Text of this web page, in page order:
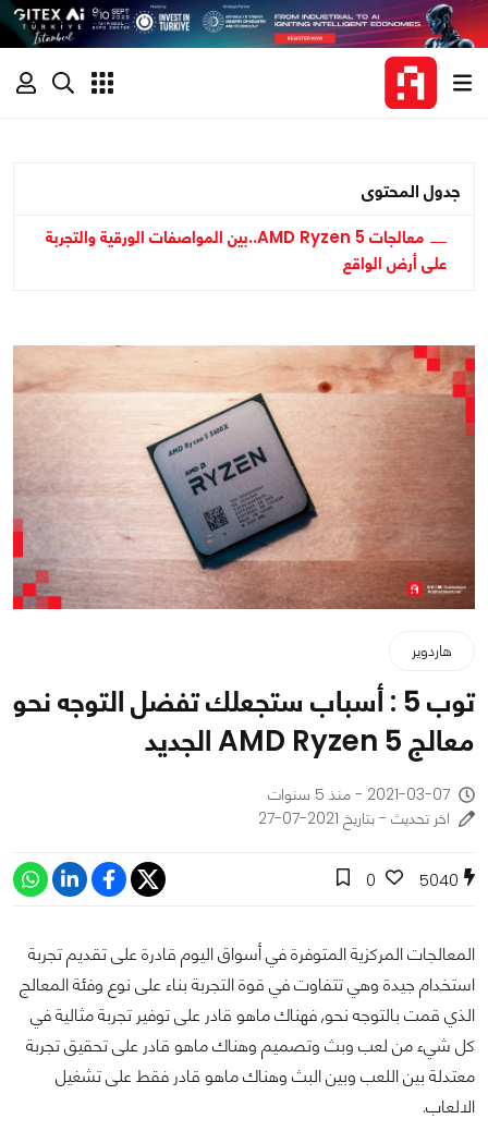
جدول المحتوى
معالجات AMD Ryzen 5..بين المواصفات الورقية والتجربة
على أرض الواقع
هاردوير
توب 5 : أسباب ستجعلك تفضل التوجه نحو
معالج AMD Ryzen 5 الجديد
2021-03-07 - منذ 5 سنوات
اخر تحديث - بتاريخ 2021-07-27
5040
0
المعالجات المركزية المتوفرة في أسواق اليوم قادرة على تقديم تجربة
استخدام جيدة وهي تتفاوت في قوة التجربة بناء على نوع وفئة المعالج
الذي قمت بالتوجه نحو, فهناك ماهو قادر على توفير تجربة مثالية في
كل شيء من لعب وبث وتصميم وهناك ماهو قادر على تحقيق تجربة
معتدلة بين اللعب وبين البث وهناك ماهو قادر فقط على تشغيل
الالعاب.